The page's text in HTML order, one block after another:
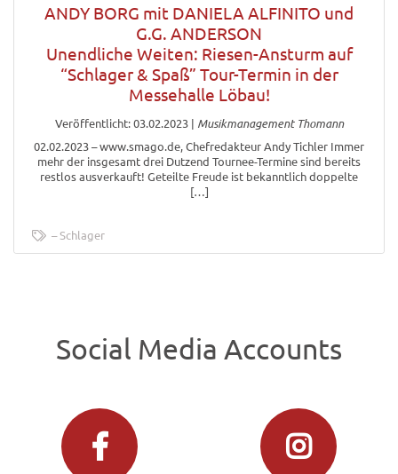
ANDY BORG mit DANIELA ALFINITO und
G.G. ANDERSON
Unendliche Weiten: Riesen-Ansturm auf
“Schlager & Spaß” Tour-Termin in der
Messehalle Löbau!
Veröffentlicht: 03.02.2023| Musikmanagement Thomann
02.02.2023 – www.smago.de, Chefredakteur Andy Tichler Immer
mehr der insgesamt drei Dutzend Tournee-Termine sind bereits
restlos ausverkauft! Geteilte Freude ist bekanntlich doppelte
[…]
Schlager
Social Media Accounts